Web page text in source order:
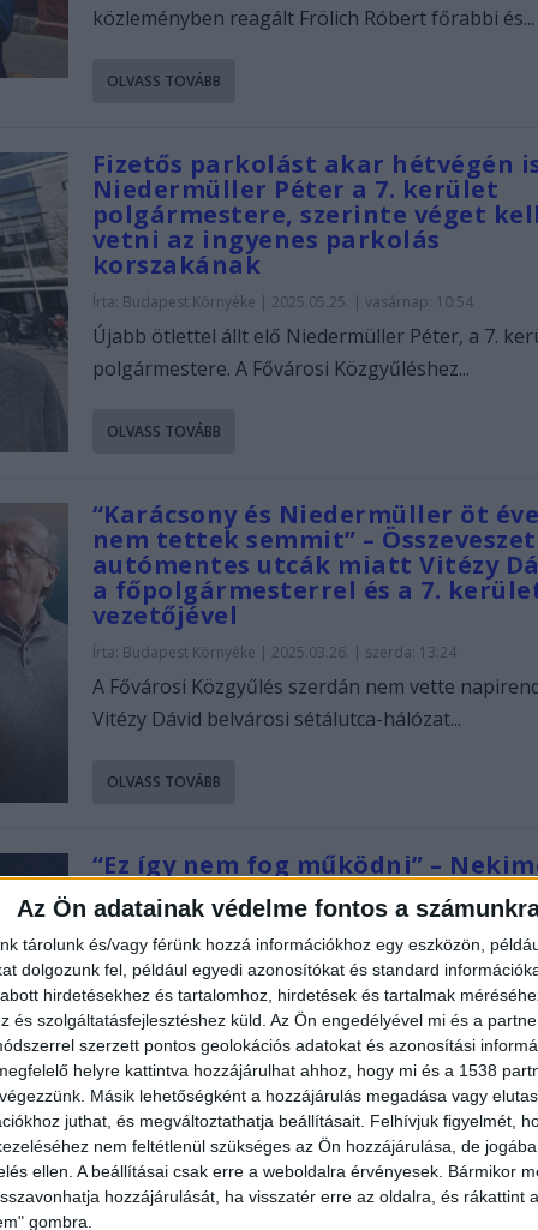
Az Ön adatainak védelme fontos a
tárolunk és/vagy férünk hozzá információkhoz egy eszközön,
dolgozunk fel, például egyedi azonosítókat és standard
hirdetésekhez és tartalomhoz, hirdetések és tartalmak
és szolgáltatásfejlesztéshez küld. Az Ön engedélyével mi és a
szerzett pontos geolokációs adatokat és azonosítási
helyre kattintva hozzájárulhat ahhoz, hogy mi és a 1538
Másik lehetőségként a hozzájárulás megadása vagy
juthat, és megváltoztathatja beállításait. Felhívjuk figyelmét,
nem feltétlenül szükséges az Ön hozzájárulása, de
ellen. A beállításai csak erre a weboldalra érvényesek. Bármikor
hozzájárulását, ha visszatér erre az oldalra, és rákattint
gombra.
közleményben reagált Frölich Róbert főrabbi és...
OLVASS TOVÁBB
Fizetős parkolást akar hétvégén
Niedermüller Péter a 7. kerület
polgármestere, szerinte véget kell
vetni az ingyenes parkolás
korszakának
Írta: Budapest Környéke | 2025.05.25. | vasárnap: 10:54
Újabb ötlettel állt elő Niedermüller Péter, a 7.
polgármestere. A Fővárosi Közgyűléshez...
OLVASS TOVÁBB
“Karácsony és Niedermüller öt éve
nem tettek semmit” –
autómentes utcák miatt Vitézy
a főpolgármesterrel és a 7.
vezetőjével
Írta: Budapest Környéke | 2025.03.26. | szerda: 13:24
A Fővárosi Közgyűlés szerdán nem vette
Vitézy Dávid belvárosi sétálutca-hálózat...
OLVASS TOVÁBB
“Ez így nem fog működni” –
Vitézy Dávidnak a 7. kerület
polgármestere, Niedermüller
felemlegette Vitézy fideszes
is
Írta:Budapest Környéke|2025.03.20. | csütörtök: 19:26
Ahogy azt ma az elsők között megírtuk itt a
és Környéke hírportálon, Vitézy Dávid...
OLVASS TOVÁBB
Botrány a 7. kerületben: